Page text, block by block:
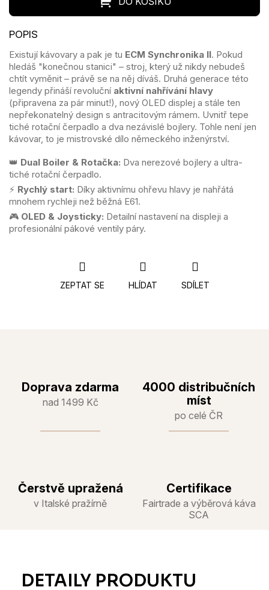
Existují kávovary a pak je tu ECM Synchronika II. Pokud
hledáš "konečnou stanici" – stroj, který už nikdy nebudeš
chtít vyměnit – právě se na něj díváš. Druhá generace této
legendy přináší revoluční aktivní nahřívání hlavy
(připravena za pár minut!), nový OLED displej a stále ten
nepřekonatelný design s antracitovým rámem. Uvnitř tepe
tiché rotační čerpadlo a dva nezávislé bojlery. Tohle není jen
kávovar, to je mistrovské dílo německého inženýrství.
👑 Dual Boiler & Rotačka: Dva nerezové bojlery a ultra-
tiché rotační čerpadlo.
⚡ Rychlý start: Díky aktivnímu ohřevu hlavy je nahřátá
mnohem rychleji než běžná E61.
🎮 OLED & Joysticky: Detailní nastavení na displeji a
profesionální pákové ventily páry.
ZEPTAT SE HLÍDAT SDÍLET
Doprava zdarma
nad 1499 Kč
4000 distribučních
míst
po celé ČR
Čerstvě upražená
v Italské pražírně
Certifikace
Fairtrade a výběrová káva
SCA